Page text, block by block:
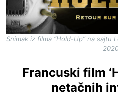
Snimak iz filma “Hold-Up” na sajtu
Francuski film
netačnih